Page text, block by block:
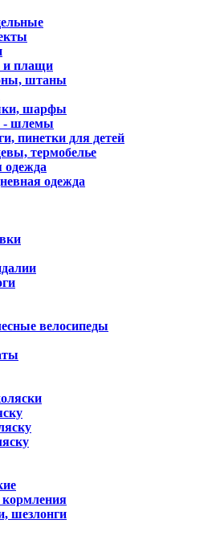
и плащи
штаны
шарфы
- шлемы
пинетки для детей
термобелье
одежда
одежда
велосипеды
шезлонги